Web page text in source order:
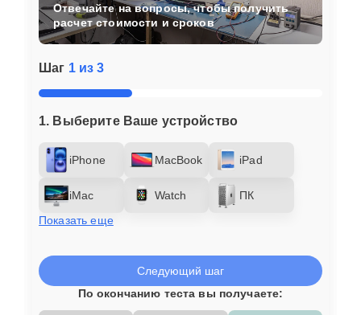
Шаг 1 из 3
1. Выберите Ваше устройство
iPhone MacBook iPad
iMac Watch
ПК
Показать еще
Отвечайте на вопросы, чтобы получить
расчет стоимости и сроков
Следующий шаг
По окончанию теста вы получаете: